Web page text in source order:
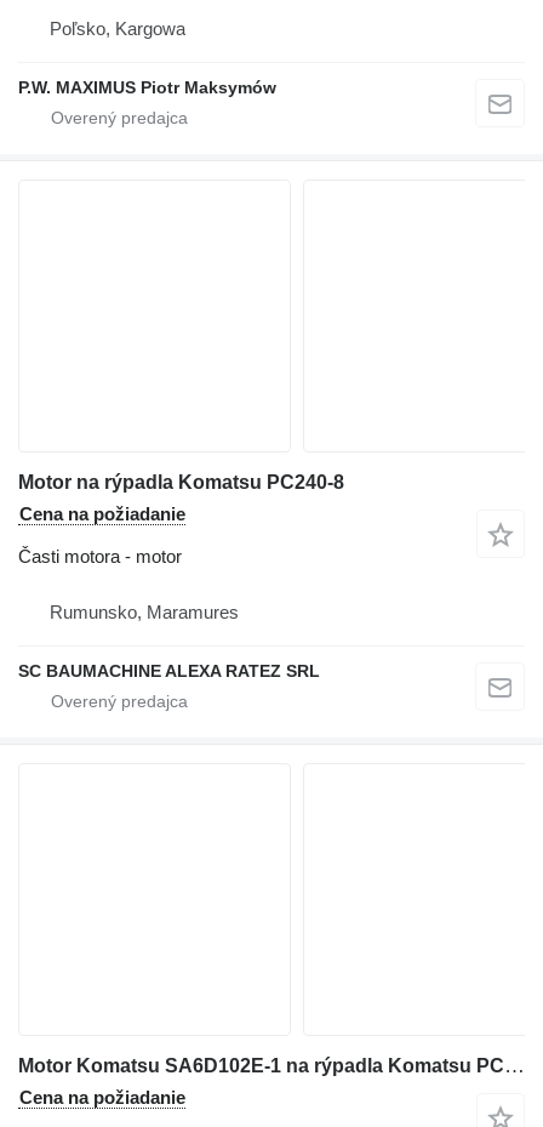
Poľsko, Kargowa
P.W. MAXIMUS Piotr Maksymów
Motor na rýpadla Komatsu PC240-8
Cena na požiadanie
Časti motora - motor
Rumunsko, Maramures
SC BAUMACHINE ALEXA RATEZ SRL
Motor Komatsu SA6D102E-1 na rýpadla Komatsu PC210 LC
Cena na požiadanie